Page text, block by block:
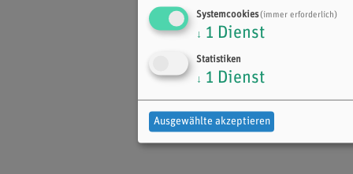
Systemcookies(immer erforderlich)
↓ 1 Dienst
Statistiken
↓ 1 Dienst
Ausgewählte akzeptieren